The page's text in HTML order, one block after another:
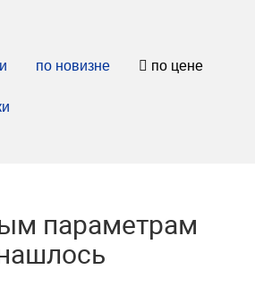
по новизне по цене
параметрам